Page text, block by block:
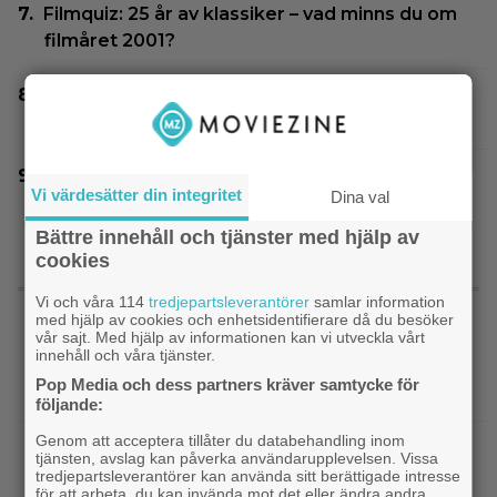
Filmquiz: 25 år av klassiker – vad minns du om
filmåret 2001?
Ups 3” – delar en första bild
”The Legend of Zelda”
Streamingtips|Nu på Viaplay: Ethan Hawke
gjorde fjolårets bästa förvandling – blev 1.52 cm
lång
TV-spel |”Snyggaste spelet genom tiderna”
släpptes 2020: ”Fantastisk spelvärld”
Vi värdesätter din integritet Dina val
Bättre innehåll och tjänster med hjälp av
cookies
Vi och våra 114tredjepartsleverantörer samlar information
med hjälp av cookies och enhetsidentifierare då du besöker
vår sajt. Med hjälp av informationen kan vi utveckla vårt
innehåll och våra tjänster.
Pop Media och dess partners kräver samtycke för
följande:
Genom att acceptera tillåter du databehandling inom
tjänsten, avslag kan påverka användarupplevelsen. Vissa
tredjepartsleverantörer kan använda sitt berättigade intresse
för att arbeta, du kan invända mot det eller ändra andra